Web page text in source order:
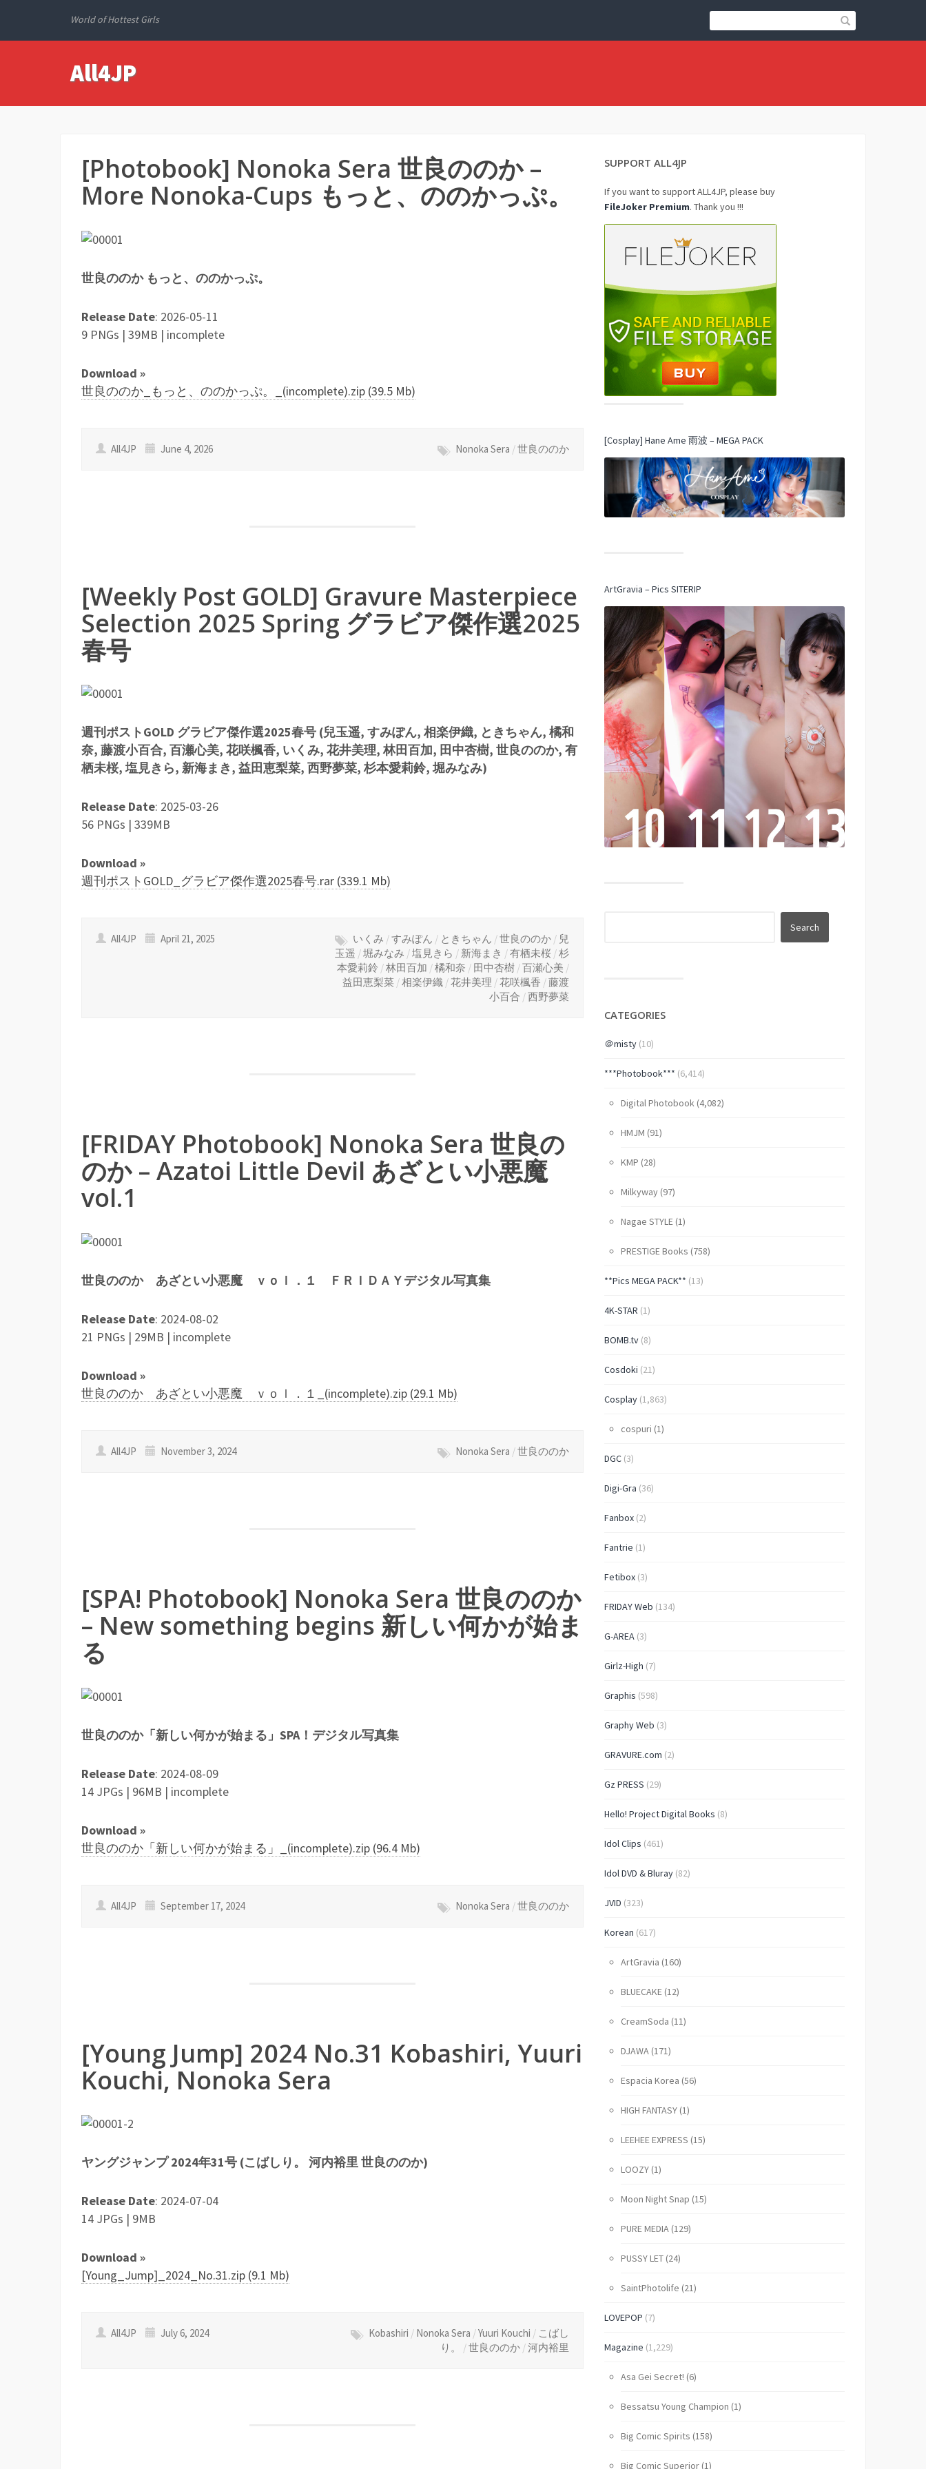
World of Hottest Girls
All4JP
[Photobook] Nonoka Sera 世良ののか –
More Nonoka-Cups もっと、ののかっぷ。
世良ののか もっと、ののかっぷ。
Release Date: 2026-05-11
9 PNGs | 39MB | incomplete
Download »
世良ののか_もっと、ののかっぷ。_(incomplete).zip (39.5 Mb)
All4JP June 4, 2026 Nonoka Sera /世良ののか
[Weekly Post GOLD] Gravure Masterpiece
Selection 2025 Spring グラビア傑作選2025
春号
週刊ポストGOLD グラビア傑作選2025春号 (兒玉遥, すみぽん, 相楽伊織, ときちゃん, 橘和
奈, 藤渡小百合, 百瀬心美, 花咲楓香, いくみ, 花井美理, 林田百加, 田中杏樹, 世良ののか, 有
栖未桜, 塩見きら, 新海まき, 益田恵梨菜, 西野夢菜, 杉本愛莉鈴, 堀みなみ)
Release Date: 2025-03-26
56 PNGs | 339MB
Download »
週刊ポストGOLD_グラビア傑作選2025春号.rar (339.1 Mb)
All4JP April 21, 2025 いくみ /すみぽん / ときちゃん /世良ののか / 兒
玉遥 /堀みなみ /塩見きら / 新海まき /有栖未桜 /杉
本愛莉鈴 /林田百加 /橘和奈 / 田中杏樹 /百瀬心美 /
益田恵梨菜 /相楽伊織 /花井美理 /花咲楓香 /藤渡
小百合 /西野夢菜
[FRIDAY Photobook] Nonoka Sera 世良の
のか – Azatoi Little Devil あざとい小悪魔
vol.1
世良ののか あざとい小悪魔 ｖｏｌ．１ ＦＲＩＤＡＹデジタル写真集
Release Date: 2024-08-02
21 PNGs | 29MB | incomplete
Download »
世良ののか あざとい小悪魔 ｖｏｌ．１_(incomplete).zip (29.1 Mb)
All4JP November 3, 2024 Nonoka Sera /世良ののか
[SPA! Photobook] Nonoka Sera 世良ののか
– New something begins 新しい何かが始ま
る
世良ののか「新しい何かが始まる」SPA！デジタル写真集
Release Date: 2024-08-09
14 JPGs | 96MB | incomplete
Download »
世良ののか「新しい何かが始まる」_(incomplete).zip (96.4 Mb)
All4JP September 17, 2024 Nonoka Sera /世良ののか
[Young Jump] 2024 No.31 Kobashiri, Yuuri
Kouchi, Nonoka Sera
ヤングジャンプ 2024年31号 (こばしり。 河内裕里 世良ののか)
Release Date: 2024-07-04
14 JPGs | 9MB
Download »
[Young_Jump]_2024_No.31.zip (9.1 Mb)
All4JP July 6, 2024 Kobashiri / Nonoka Sera /Yuuri Kouchi / こばし
り。
/世良ののか /河内裕里
SUPPORT ALL4JP
If you want to support ALL4JP, please buy
FileJoker Premium. Thank you !!!
[Cosplay] Hane Ame 雨波 – MEGA PACK
ArtGravia – Pics SITERIP
CATEGORIES
＠misty(10)
***Photobook*** (6,414)
Digital Photobook(4,082)
HMJM (91)
KMP (28)
Milkyway(97)
Nagae STYLE(1)
PRESTIGE Books (758)
**Pics MEGA PACK** (13)
4K-STAR (1)
BOMB.tv(8)
Cosdoki (21)
Cosplay(1,863)
cospuri (1)
DGC(3)
Digi-Gra (36)
Fanbox(2)
Fantrie (1)
Fetibox(3)
FRIDAY Web (134)
G-AREA(3)
Girlz-High (7)
Graphis (598)
Graphy Web (3)
GRAVURE.com (2)
Gz PRESS (29)
Hello! Project Digital Books (8)
Idol Clips (461)
Idol DVD & Bluray(82)
JVID (323)
Korean (617)
ArtGravia (160)
BLUECAKE(12)
CreamSoda (11)
DJAWA(171)
Espacia Korea (56)
HIGH FANTASY(1)
LEEHEE EXPRESS (15)
LOOZY(1)
Moon Night Snap (15)
PURE MEDIA(129)
PUSSY LET(24)
SaintPhotolife (21)
LOVEPOP (7)
Magazine (1,229)
Asa Gei Secret! (6)
Bessatsu Young Champion (1)
Big Comic Spirits (158)
Big Comic Superior(1)